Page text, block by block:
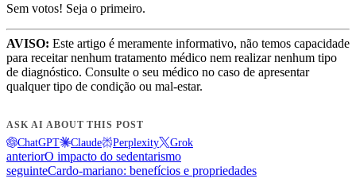
Sem votos! Seja o primeiro.
AVISO: Este artigo é meramente informativo, não temos capacidade
para receitar nenhum tratamento médico nem realizar nenhum tipo
de diagnóstico. Consulte o seu médico no caso de apresentar
qualquer tipo de condição ou mal-estar.
ASK AI ABOUT THIS POST
ChatGPT Claude Perplexity Grok
anteriorO impacto do sedentarismo
seguinteCardo-mariano: benefícios e propriedades